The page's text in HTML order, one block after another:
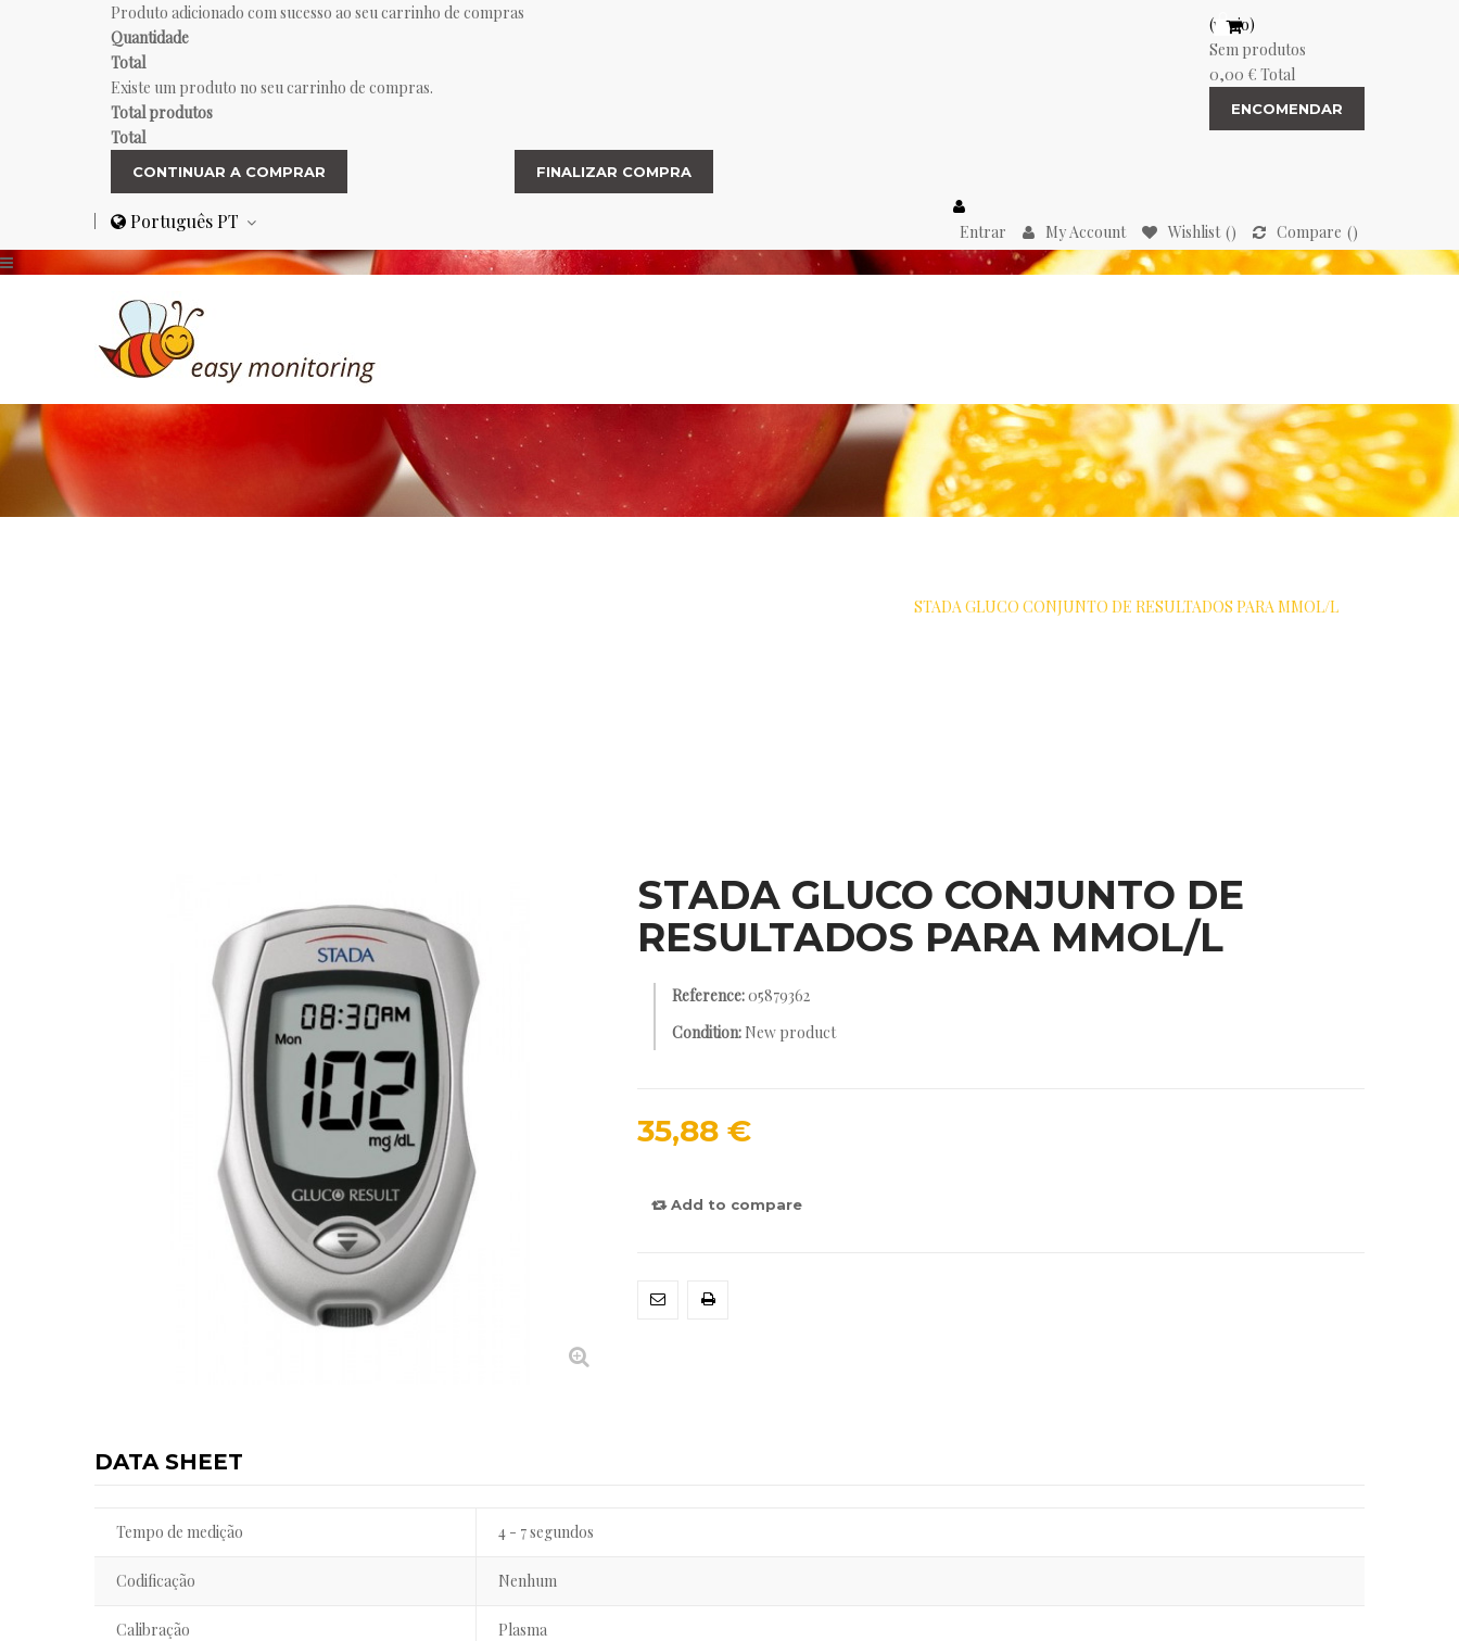
(vazio)
Sem produtos
0,00 € Total
ENCOMENDAR
Produto adicionado com sucesso ao seu carrinho de compras
Quantidade
Total
Existe um produto no seu carrinho de compras.
Total produtos
Total
CONTINUAR A COMPRAR FINALIZAR COMPRA
Entrar My Account Wishlist Compare
Português PT
STADA GLUCO CONJUNTO DE RESULTADOS PARA MMOL/L
STADA GLUCO CONJUNTO DE
RESULTADOS PARA MMOL/L
Reference:05879362
Condition: New product
35,88 €
Add to compare
DATA SHEET
Tempo de medição 4 - 7 segundos
Codificação Nenhum
Calibração Plasma